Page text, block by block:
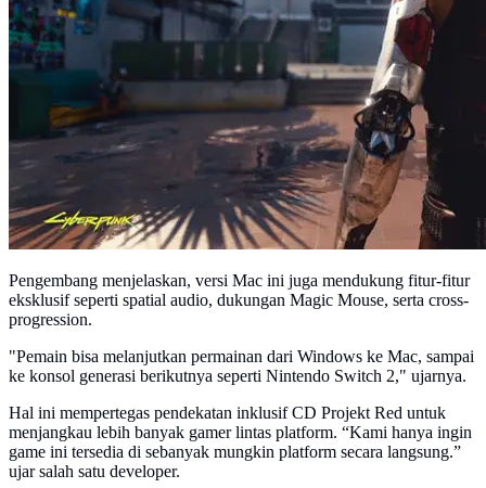
Pengembang menjelaskan, versi Mac ini juga mendukung fitur-fitur
eksklusif seperti spatial audio, dukungan Magic Mouse, serta cross-
progression.
"Pemain bisa melanjutkan permainan dari Windows ke Mac, sampai
ke konsol generasi berikutnya seperti Nintendo Switch 2," ujarnya.
Hal ini mempertegas pendekatan inklusif CD Projekt Red untuk
menjangkau lebih banyak gamer lintas platform. “Kami hanya ingin
game ini tersedia di sebanyak mungkin platform secara langsung.”
ujar salah satu developer.